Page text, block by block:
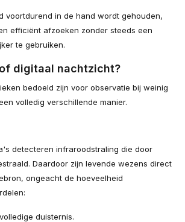
voortdurend in de hand wordt gehouden,
efficiënt afzoeken zonder steeds een
te gebruiken.
digitaal nachtzicht?
bedoeld zijn voor observatie bij weinig
volledig verschillende manier.
detecteren infraroodstraling die door
Daardoor zijn levende wezens direct
ongeacht de hoeveelheid
duisternis.